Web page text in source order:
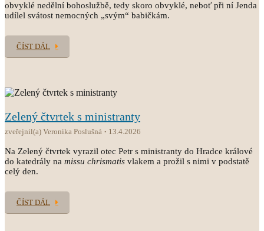
obvyklé nedělní bohoslužbě, tedy skoro obvyklé, neboť při ní Jenda
udílel svátost nemocných „svým“ babičkám.
ČÍST DÁL
Zelený čtvrtek s ministranty
zveřejnil(a) Veronika Poslušná 13.4.2026
Na Zelený čtvrtek vyrazil otec Petr s ministranty do Hradce králové
do katedrály na missu chrismatis vlakem a prožil s nimi v podstatě
celý den.
ČÍST DÁL